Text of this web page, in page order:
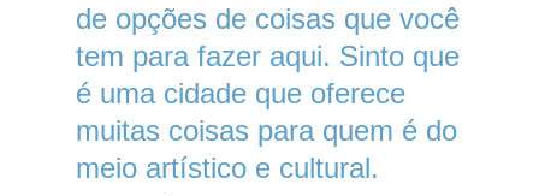
de opções de coisas que você
tem para fazer aqui. Sinto que
é uma cidade que oferece
muitas coisas para quem é do
meio artístico e cultural.